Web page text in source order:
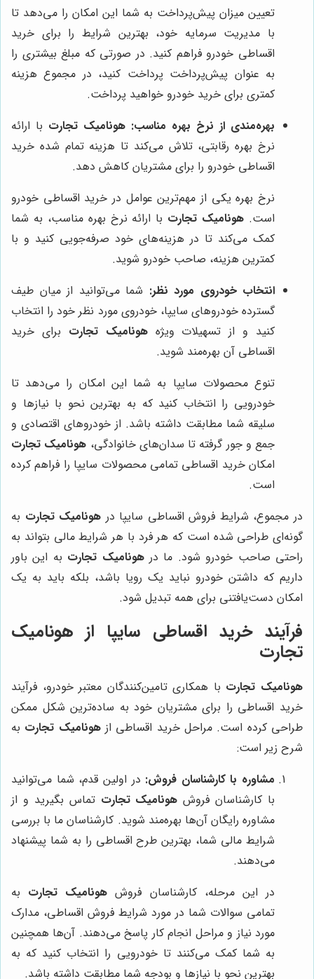
تعیین میزان پیش‌پرداخت به شما این امکان را می‌دهد تا
با مدیریت سرمایه خود، بهترین شرایط را برای خرید
اقساطی خودرو فراهم کنید. در صورتی که مبلغ بیشتری را
به عنوان پیش‌پرداخت پرداخت کنید، در مجموع هزینه
کمتری برای خرید خودرو خواهید پرداخت.
بهره‌مندی از نرخ بهره مناسب: هونامیک تجارت با ارائه
نرخ بهره رقابتی، تلاش می‌کند تا هزینه تمام شده خرید
اقساطی خودرو را برای مشتریان کاهش دهد.
نرخ بهره یکی از مهم‌ترین عوامل در خرید اقساطی خودرو
است. هونامیک تجارت با ارائه نرخ بهره مناسب، به شما
کمک می‌کند تا در هزینه‌های خود صرفه‌جویی کنید و با
کمترین هزینه، صاحب خودرو شوید.
انتخاب خودروی مورد نظر: شما می‌توانید از میان طیف
گسترده خودروهای سایپا، خودروی مورد نظر خود را انتخاب
کنید و از تسهیلات ویژههونامیک تجارت برای خرید
اقساطی آن بهره‌مند شوید.
تنوع محصولات سایپا به شما این امکان را می‌دهد تا
خودرویی را انتخاب کنید که به بهترین نحو با نیازها و
سلیقه شما مطابقت داشته باشد. از خودروهای اقتصادی و
جمع و جور گرفته تا سدان‌های خانوادگی، هونامیک تجارت
امکان خرید اقساطی تمامی محصولات سایپا را فراهم کرده
است.
در مجموع، شرایط فروش اقساطی سایپا در هونامیک تجارت به
گونه‌ای طراحی شده است که هر فرد با هر شرایط مالی بتواند به
راحتی صاحب خودرو شود. ما درهونامیک تجارت به این باور
داریم که داشتن خودرو نباید یک رویا باشد، بلکه باید به یک
امکان دست‌یافتنی برای همه تبدیل شود.
فرآیند خرید اقساطی سایپا از هونامیک
تجارت
هونامیک تجارت با همکاری تامین‌کنندگان معتبر خودرو، فرآیند
خرید اقساطی را برای مشتریان خود به ساده‌ترین شکل ممکن
طراحی کرده است. مراحل خرید اقساطی ازهونامیک تجارت به
شرح زیر است:
مشاوره با کارشناسان فروش: در اولین قدم، شما می‌توانید
با کارشناسان فروش هونامیک تجارت تماس بگیرید و از
مشاوره رایگان آن‌ها بهره‌مند شوید. کارشناسان ما با بررسی
شرایط مالی شما، بهترین طرح اقساطی را به شما پیشنهاد
می‌دهند.
در این مرحله، کارشناسان فروش هونامیک تجارت به
تمامی سوالات شما در مورد شرایط فروش اقساطی، مدارک
مورد نیاز و مراحل انجام کار پاسخ می‌دهند. آن‌ها همچنین
به شما کمک می‌کنند تا خودرویی را انتخاب کنید که به
بهترین نحو با نیازها و بودجه شما مطابقت داشته باشد.